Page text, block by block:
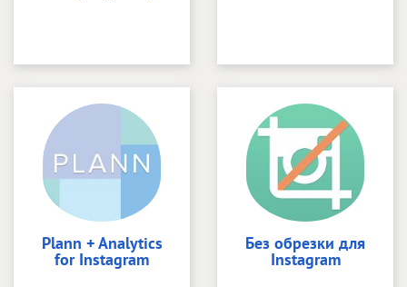
Plann + Analytics
for Instagram
Без обрезки для
Instagram